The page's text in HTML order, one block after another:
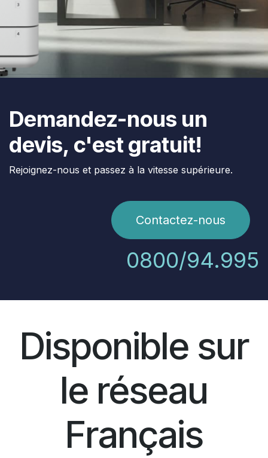
Demandez-nous un
devis, c'est gratuit!
Rejoignez-nous et passez à la vitesse supérieure.
Contactez-nous
0800/94.995
Disponible sur
le réseau
Français